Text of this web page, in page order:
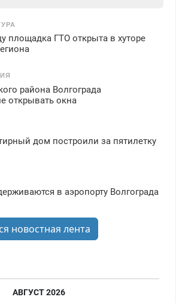
площадка ГТО открыта в хуторе
района Волгограда
открывать окна
дом построили за пятилетку
в аэропорту Волгограда
новостная лента
АВГУСТ 2026